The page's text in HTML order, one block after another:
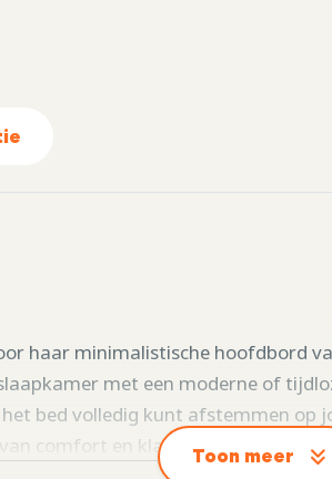
haar minimalistische hoofdbord
met een moderne of
bed volledig kunt afstemmen
comfort en klasse.Toon meer